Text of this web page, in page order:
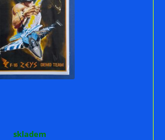
skladem